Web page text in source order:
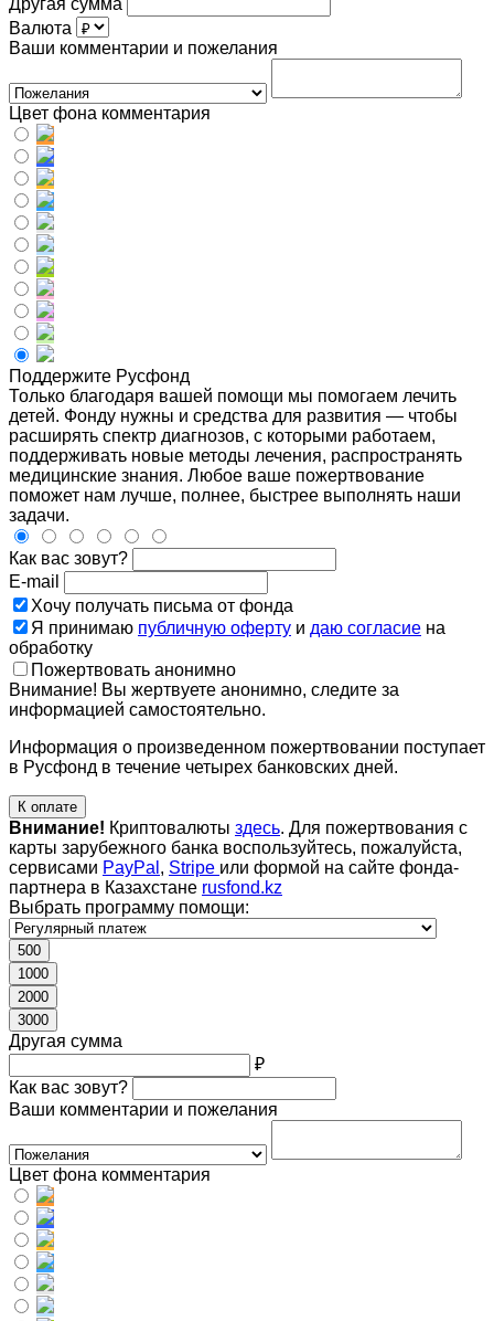
Валюта
Ваши комментарии и пожелания
Цвет фона комментария
Поддержите Русфонд
Только благодаря вашей помощи мы помогаем лечить
детей. Фонду нужны и средства для развития — чтобы
расширять спектр диагнозов, с которыми работаем,
поддерживать новые методы лечения, распространять
медицинские знания. Любое ваше пожертвование
поможет нам лучше, полнее, быстрее выполнять наши
задачи.
Как вас зовут?
E-mail
Хочу получать письма от фонда
Я принимаю публичную оферту и даю согласие на
обработку
Пожертвовать анонимно
Внимание! Вы жертвуете анонимно, следите за
информацией самостоятельно.
Информация о произведенном пожертвовании поступает
в Русфонд в течение четырех банковских дней.
К оплате
Внимание! Криптовалюты здесь. Для пожертвования с
карты зарубежного банка воспользуйтесь, пожалуйста,
сервисами PayPal , Stripe или формой на сайте фонда-
партнера в Казахстане rusfond.kz
Выбрать программу помощи:
500
1000
2000
3000
Другая сумма
₽
Как вас зовут?
Ваши комментарии и пожелания
Цвет фона комментария